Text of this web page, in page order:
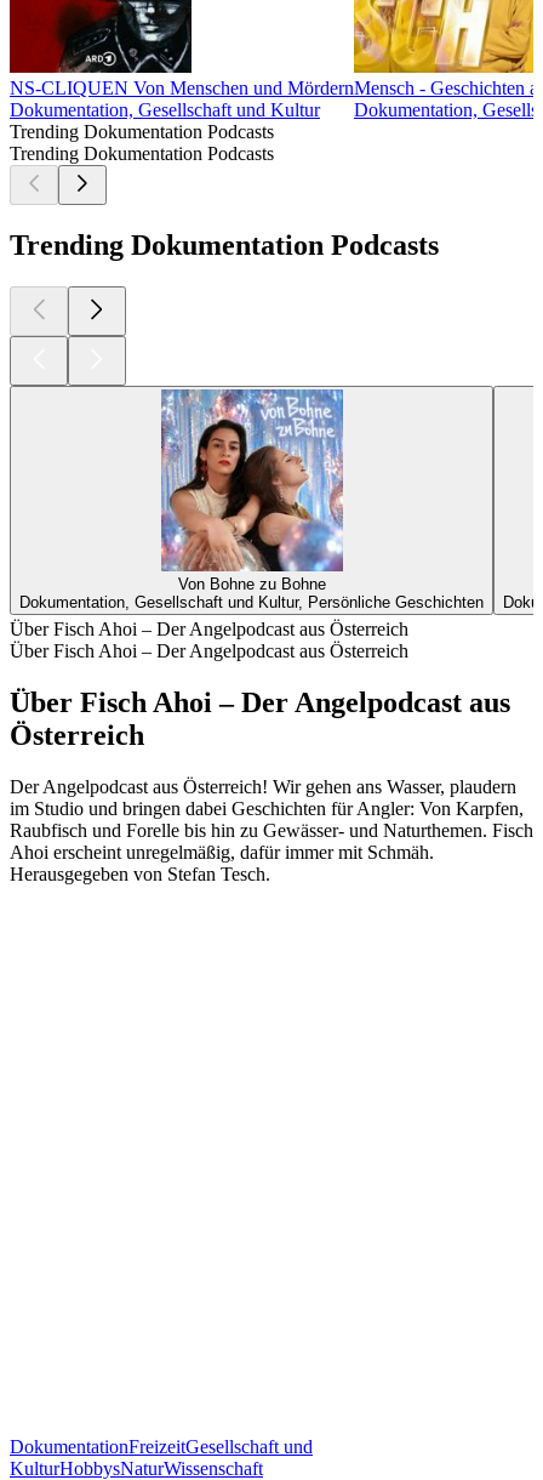
NS-CLIQUEN Von Menschen und Mördern
Dokumentation, Gesellschaft und Kultur
Mensch - Geschichten
Dokumentation,
Trending Dokumentation Podcasts
Trending Dokumentation Podcasts
Trending Dokumentation Podcasts
Von Bohne zu Bohne
Dokumentation, Gesellschaft und Kultur, Persönliche Geschichten
Über Fisch Ahoi – Der Angelpodcast aus Österreich
Über Fisch Ahoi – Der Angelpodcast aus Österreich
Über Fisch Ahoi – Der Angelpodcast aus
Österreich
Der Angelpodcast aus Österreich! Wir gehen ans Wasser, plaudern
im Studio und bringen dabei Geschichten für Angler: Von Karpfen,
Raubfisch und Forelle bis hin zu Gewässer- und Naturthemen. Fisch
Ahoi erscheint unregelmäßig, dafür immer mit Schmäh.
Herausgegeben von Stefan Tesch.
DokumentationFreizeitGesellschaft und
KulturHobbysNaturWissenschaft